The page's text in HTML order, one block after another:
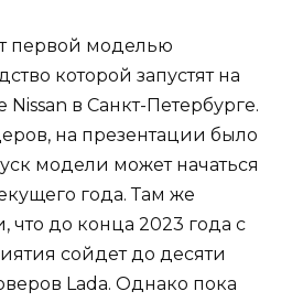
первой моделью
которой запустят на
в Санкт-Петербурге.
на презентации было
модели может начаться
года. Там же
до конца 2023 года с
сойдет до десяти
Lada. Однако пока